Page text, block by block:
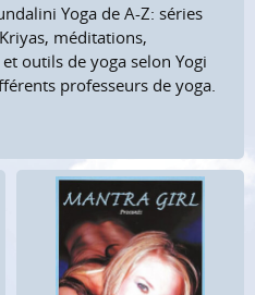
Yoga de A-Z: séries
méditations,
outils de yoga selon Yogi
professeurs de yoga.